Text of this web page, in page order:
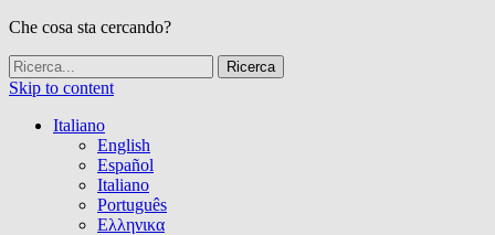
Che cosa sta cercando?
Skip to content
Italiano
English
Español
Italiano
Português
Ελληνικα